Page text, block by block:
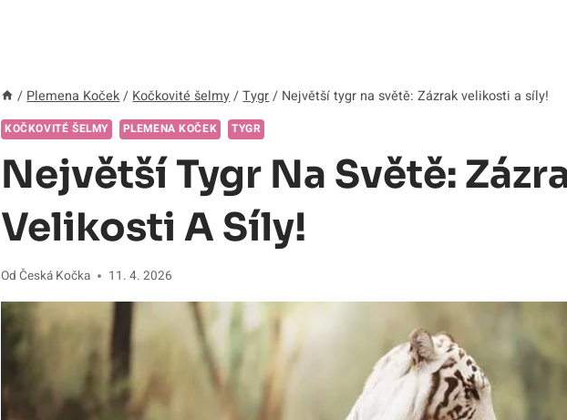
/ Plemena Koček / Kočkovité šelmy / Tygr / Největší tygr na světě: Zázrak velikosti a síly!
KOČKOVITÉ ŠELMY PLEMENA KOČEK TYGR
Největší Tygr Na Světě:
Velikosti A Síly!
Od Česká Kočka 11. 4. 2026